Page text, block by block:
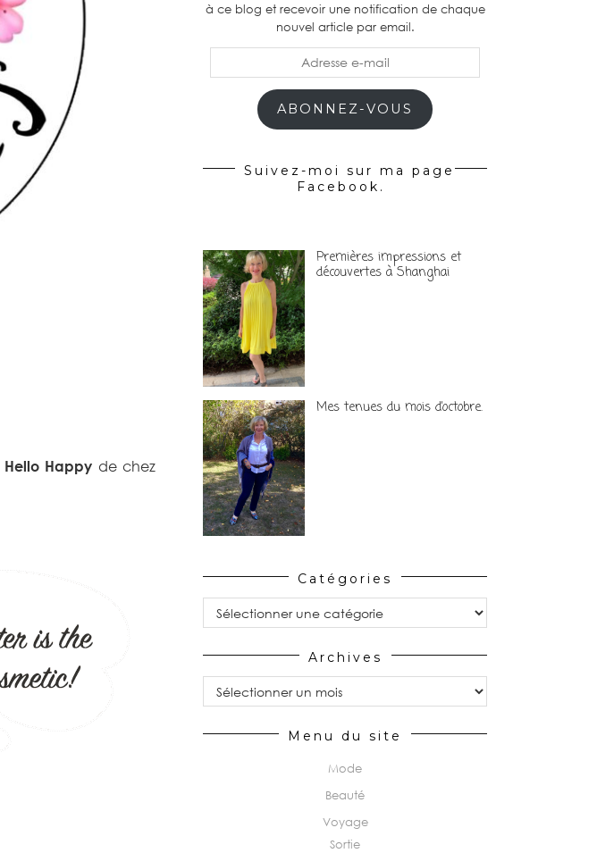
Hello Happy de chez
à ce blog et recevoir une notification de chaque
nouvel article par email.
ABONNEZ-VOUS
Suivez-moi sur ma page
Facebook.
Premières impressions et
découvertes à Shanghai
Mes tenues du mois d’octobre.
Catégories
Catégories
Archives
Archives
Menu du site
Mode
Beauté
Voyage
Sortie